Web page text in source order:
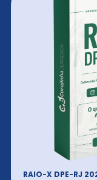
RAIO-X DPE-RJ